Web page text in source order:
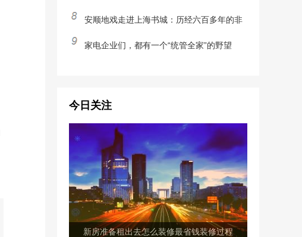
安顺地戏走进上海书城：历经六百多年的非
家电企业们，都有一个“统管全家”的野望
今日关注
新房准备租出去怎么装修最省钱装修过程